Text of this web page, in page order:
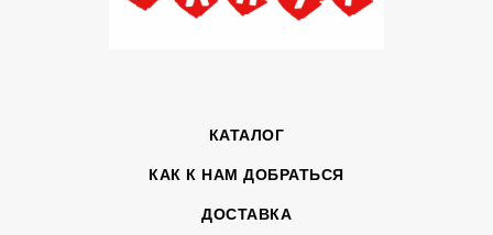
КАТАЛОГ
КАК К НАМ ДОБРАТЬСЯ
ДОСТАВКА